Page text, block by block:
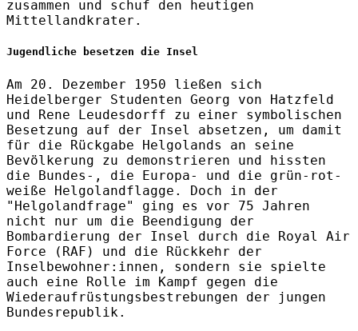
zusammen und schuf den heutigen
Mittellandkrater.
Jugendliche besetzen die Insel
Am 20. Dezember 1950 ließen sich
Heidelberger Studenten Georg von Hatzfeld
und Rene Leudesdorff zu einer symbolischen
Besetzung auf der Insel absetzen, um damit
für die Rückgabe Helgolands an seine
Bevölkerung zu demonstrieren und hissten
die Bundes-, die Europa- und die grün-rot-
weiße Helgolandflagge. Doch in der
"Helgolandfrage" ging es vor 75 Jahren
nicht nur um die Beendigung der
Bombardierung der Insel durch die Royal Air
Force (RAF) und die Rückkehr der
Inselbewohner:innen, sondern sie spielte
auch eine Rolle im Kampf gegen die
Wiederaufrüstungsbestrebungen der jungen
Bundesrepublik.